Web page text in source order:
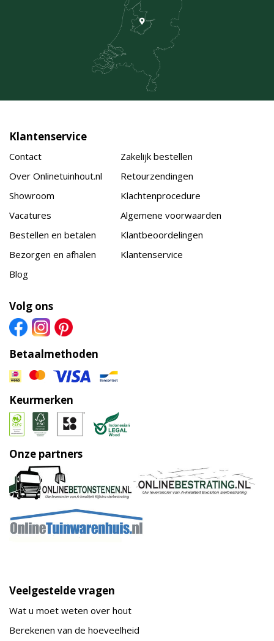
Klantenservice
Contact
Over Onlinetuinhout.nl
Showroom
Vacatures
Bestellen en betalen
Bezorgen en afhalen
Blog
Zakelijk bestellen
Retourzendingen
Klachtenprocedure
Algemene voorwaarden
Klantbeoordelingen
Klantenservice
Volg ons
Betaalmethoden
Keurmerken
Onze partners
Veelgestelde vragen
Wat u moet weten over hout
Berekenen van de hoeveelheid